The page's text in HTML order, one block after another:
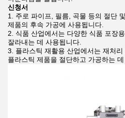
신청서
주로 파이프, 필름, 곡물 등의 절단
제품의 후속 가공에 사용됩니다.
식품 산업에서는 다양한 식품 포장
잘라내는 데 사용됩니다.
플라스틱 재활용 산업에서는 재처
플라스틱 제품을 절단하고 가공하는 데